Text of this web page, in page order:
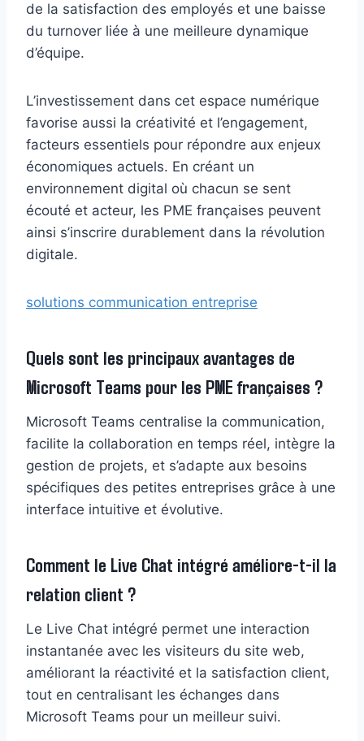
de la satisfaction des employés et une baisse
du turnover liée à une meilleure dynamique
d’équipe.
L’investissement dans cet espace numérique
favorise aussi la créativité et l’engagement,
facteurs essentiels pour répondre aux enjeux
économiques actuels. En créant un
environnement digital où chacun se sent
écouté et acteur, les PME françaises peuvent
ainsi s’inscrire durablement dans la révolution
digitale.
solutions communication entreprise
Quels sont les principaux avantages de
Microsoft Teams pour les PME françaises ?
Microsoft Teams centralise la communication,
facilite la collaboration en temps réel, intègre la
gestion de projets, et s’adapte aux besoins
spécifiques des petites entreprises grâce à une
interface intuitive et évolutive.
Comment le Live Chat intégré améliore-t-il la
relation client ?
Le Live Chat intégré permet une interaction
instantanée avec les visiteurs du site web,
améliorant la réactivité et la satisfaction client,
tout en centralisant les échanges dans
Microsoft Teams pour un meilleur suivi.